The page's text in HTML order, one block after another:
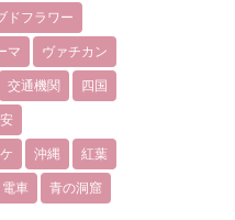
ドフラワー
マ ヴァチカン
交通機関 四国
沖縄 紅葉
電車 青の洞窟